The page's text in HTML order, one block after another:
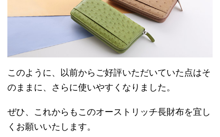
このように、以前からご好評いただいていた点はそ
のままに、さらに使いやすくなりました。
ぜひ、これからもこのオーストリッチ長財布を宜し
くお願いいたします。